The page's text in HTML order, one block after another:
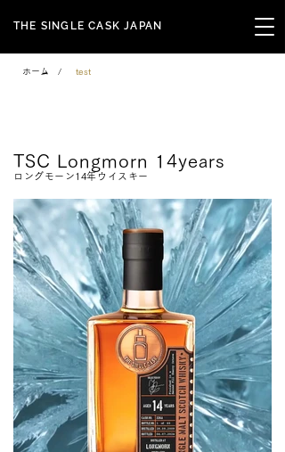
THE SINGLE CASK JAPAN
ホーム / test
TSC Longmorn 14years
ロングモーン14年ウイスキー